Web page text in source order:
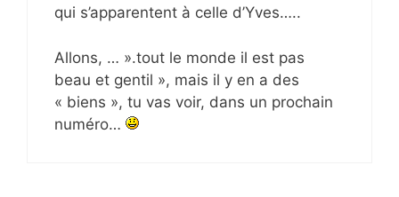
qui s’apparentent à celle d’Yves…..
Allons, … ».tout le monde il est pas
beau et gentil », mais il y en a des
« biens », tu vas voir, dans un prochain
numéro…